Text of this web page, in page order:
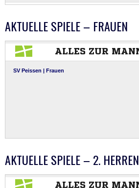
AKTUELLE SPIELE – FRAUEN
AKTUELLE SPIELE – 2. HERREN